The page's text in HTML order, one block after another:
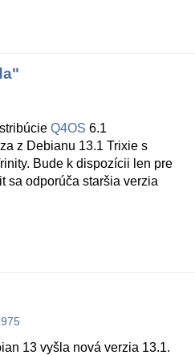
Q4OS 6.1
z Debianu 13.1 Trixie s
Bude k dispozícii len pre
sa odporúča staršia verzia
13 vyšla nová verzia 13.1.